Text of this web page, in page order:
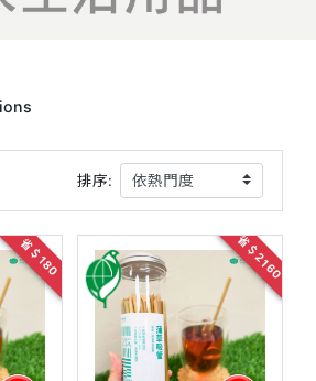
排序:
省＄180 省＄2160